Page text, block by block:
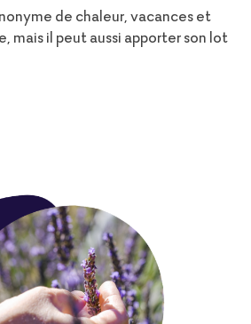
de chaleur, vacances et
mais il peut aussi apporter son lot